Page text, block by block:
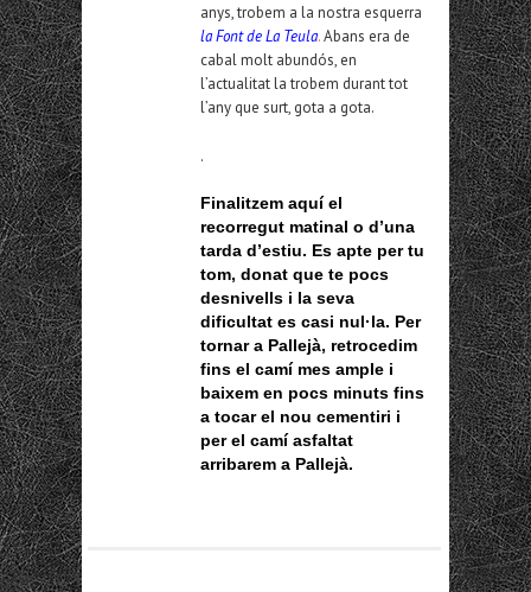
anys, trobem a la nostra esquerra
la Font de La Teula.Abans era de
cabal molt abundós, en
l’actualitat la trobem durant tot
l’any que surt, gota a gota.
.
Finalitzem aquí el
recorregut matinal o d’una
tarda d’estiu. Es apte per tu
tom, donat que te pocs
desnivells i la seva
dificultat es casi nul·la. Per
tornar a Pallejà, retrocedim
fins el camí mes ample i
baixem en pocs minuts fins
a tocar el nou cementiri i
per el camí asfaltat
arribarem a Pallejà.